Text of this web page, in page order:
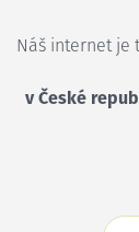
Náš internet je
v České